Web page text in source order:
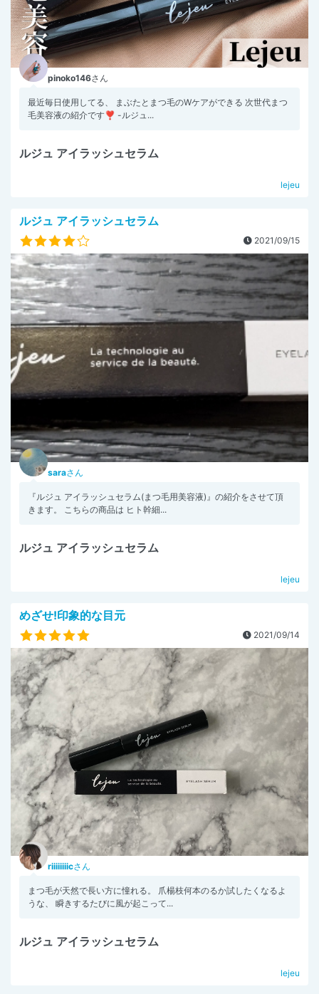
pinoko146さん
最近毎日使用してる、 まぶたとまつ毛のWケアができる 次世代まつ
毛美容液の紹介です❣️ -ルジュ...
ルジュ アイラッシュセラム
lejeu
ルジュ アイラッシュセラム
2021/09/15
saraさん
『ルジュ アイラッシュセラム(まつ毛用美容液)』の紹介をさせて頂
きます。 こちらの商品は ヒト幹細...
ルジュ アイラッシュセラム
lejeu
めざせ!印象的な目元
2021/09/14
riiiiiiiicさん
まつ毛が天然で長い方に憧れる。 爪楊枝何本のるか試したくなるよ
うな、 瞬きするたびに風が起こって...
ルジュ アイラッシュセラム
lejeu